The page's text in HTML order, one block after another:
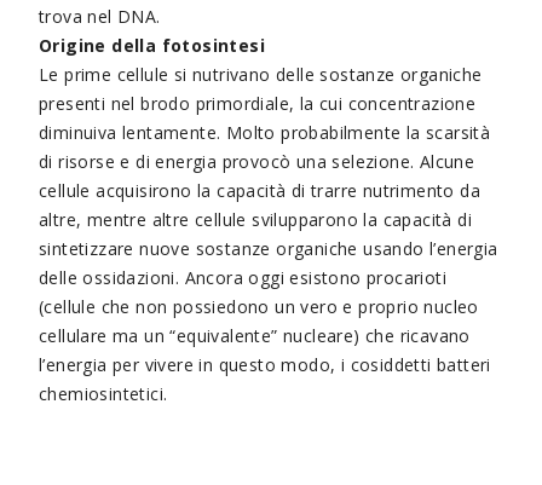
trova nel DNA.
Origine della fotosintesi
Le prime cellule si nutrivano delle sostanze organiche
presenti nel brodo primordiale, la cui concentrazione
diminuiva lentamente. Molto probabilmente la scarsità
di risorse e di energia provocò una selezione. Alcune
cellule acquisirono la capacità di trarre nutrimento da
altre, mentre altre cellule svilupparono la capacità di
sintetizzare nuove sostanze organiche usando l’energia
delle ossidazioni. Ancora oggi esistono procarioti
(cellule che non possiedono un vero e proprio nucleo
cellulare ma un “equivalente” nucleare) che ricavano
l’energia per vivere in questo modo, i cosiddetti batteri
chemiosintetici.